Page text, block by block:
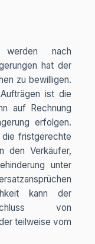
nach
hat der
zu bewilligen.
ist die
auf Rechnung
erfolgen.
fristgerechte
den Verkäufer,
unter
kann der
von
teilweise vom